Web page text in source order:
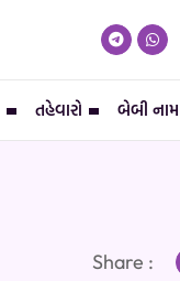
તહેવારો બેબી નામ
Share :